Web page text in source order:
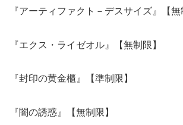
『アーティファクト－デスサイズ』【無
『エクス・ライゼオル』【無制限】
『封印の黄金櫃』【準制限】
『闇の誘惑』【無制限】